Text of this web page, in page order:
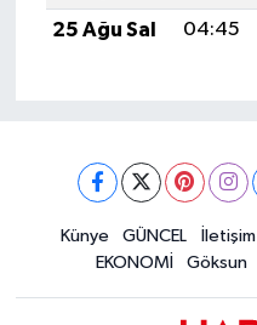
25 Ağu Sal
04:45
Künye GÜNCEL İletişim
EKONOMİ
Göksun